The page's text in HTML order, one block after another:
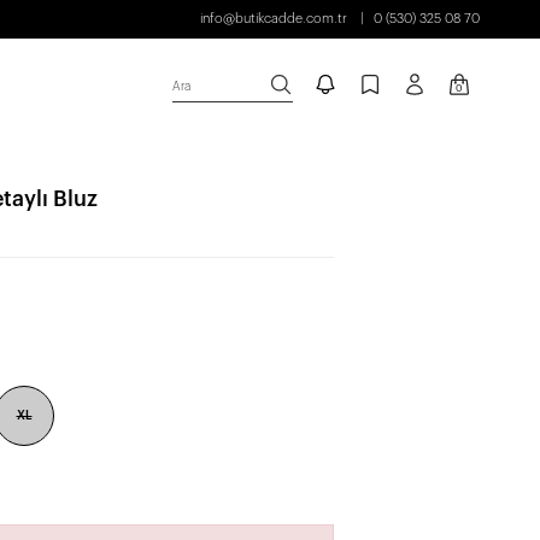
info@butikcadde.com.tr 0 (530) 325 08 70
Ara 0
Bluz
XL